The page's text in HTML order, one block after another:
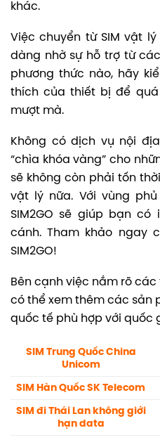
khác.
Việc chuyển từ SIM vật
dàng nhờ sự hỗ trợ từ
phương thức nào, hãy
thích của thiết bị để
mượt mà.
Không có dịch vụ nội
“chìa khóa vàng” cho
sẽ không còn phải tốn
vật lý nữa. Với vùng
SIM2GO sẽ giúp bạn
cánh. Tham khảo ngay
SIM2GO!
Bên cạnh việc nắm rõ
có thể xem thêm các sản
quốc tế phù hợp với quốc
SIM Trung Quốc China
Unicom
SIM Hàn Quốc SK Telecom
SIM đi Thái Lan không giới
hạn data